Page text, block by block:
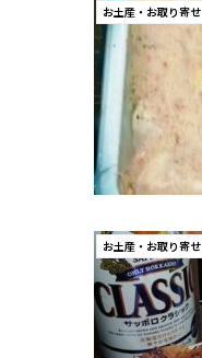
お土産・お取り寄せ
お土産・お取り寄せ